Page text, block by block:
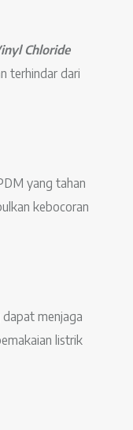
Chloride
terhindar dari
yang tahan
kebocoran
menjaga
listrik